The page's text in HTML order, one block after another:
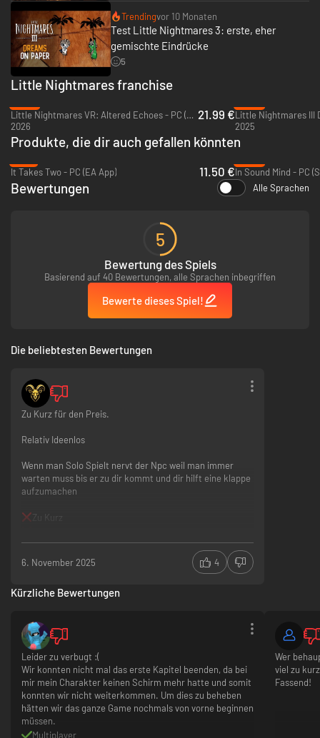
Lasst euch nicht zu sehr von der verstörenden Schönheit des Nirgendwo
ablenken. Dunkle Geheimnisse erwarten euch, während Low und Alone
Erinnerungen beginnen aufzublitzen. Werden Low und Alone endlich aus
dem schier endlosen Albtraum entkommen?
Trendingvor 10 Monaten
Test Little Nightmares 3: erste, eher
gemischte Eindrücke
5
Little Nightmares franchise
Little Nightmares VR: Altered Echoes - PC (Steam)
2026
21.99 €
2025
Produkte, die dir auch gefallen könnten
It Takes Two - PC (EA App)
11.50 €In Sound Mind - PC
Bewertungen Alle Sprachen
5
Bewertung des Spiels
Basierend auf 40 Bewertungen, alle Sprachen inbegriffen
Bewerte dieses Spiel!
Die beliebtesten Bewertungen
Zu Kurz für den Preis.
Relativ Ideenlos
Wenn man Solo Spielt nervt der Npc weil man immer
warten muss bis er zu dir kommt und dir hilft eine klappe
aufzumachen
Zu Kurz
Wenn man Solo Spielt nervt der Npc weil man immer
warten muss bis er zu dir kommt und dir hilft eine
6. November 2025 4
Kürzliche Bewertungen
Leider zu verbugt :(
Wir konnten nicht mal das erste Kapitel beenden, da bei
mir mein Charakter keinen Schirm mehr hatte und somit
konnten wir nicht weiterkommen. Um dies zu beheben
hätten wir das ganze Game nochmals von vorne beginnen
müssen.
Multiplayer
Wer
viel zu
Fassend!